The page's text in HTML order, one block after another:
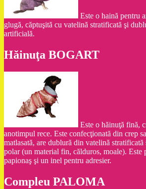
Este o haină pentru
glugă, căptuşită cu vatelină stratificată şi
artificială.
Hăinuţa BOGART
Este o hăinuţă fină,
anotimpul rece. Este confecţionată din crep
matlasată, are dublură din vatelină stratificată
polar (un material fin, călduros, moale). Este
papionaş şi un inel pentru adresier.
Compleu PALOMA